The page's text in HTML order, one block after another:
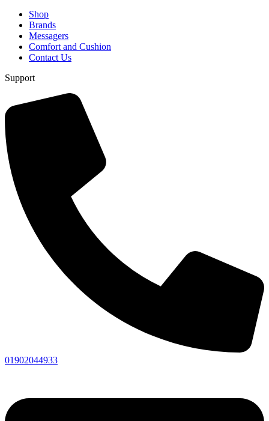
Shop
Brands
Messagers
Comfort and Cushion
Contact Us
Support
01902044933